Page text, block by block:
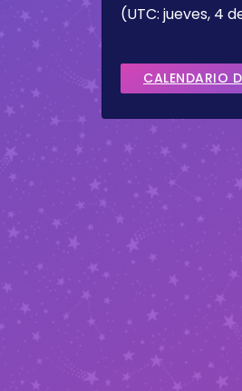
(UTC: jueves, 4
CALENDARIO